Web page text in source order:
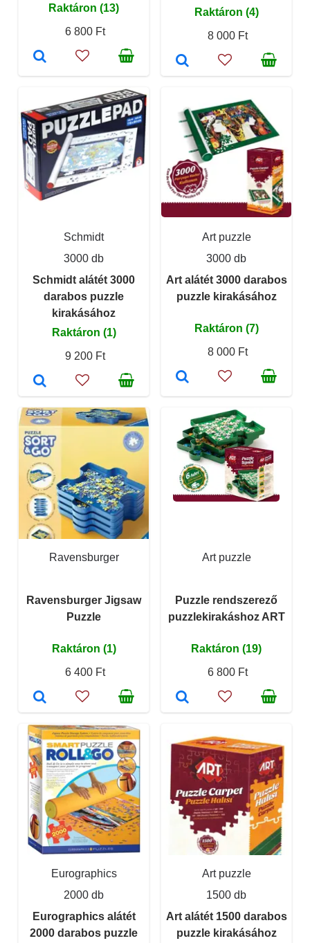
Raktáron (13)
6 800 Ft
Raktáron (4)
8 000 Ft
Schmidt
3000 db
Schmidt alátét 3000
darabos puzzle
kirakásához
Raktáron (1)
9 200 Ft
Art puzzle
3000 db
Art alátét 3000 darabos
puzzle kirakásához
Raktáron (7)
8 000 Ft
Ravensburger
Ravensburger Jigsaw
Puzzle
Raktáron (1)
6 400 Ft
Art puzzle
Puzzle rendszerező
puzzlekirakáshoz ART
Raktáron (19)
6 800 Ft
Eurographics
2000 db
Eurographics alátét
2000 darabos puzzle
Art puzzle
1500 db
Art alátét 1500 darabos
puzzle kirakásához